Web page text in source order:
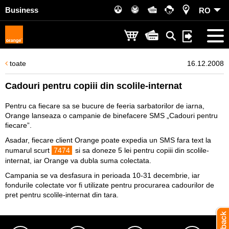
Business RO
toate 16.12.2008
Cadouri pentru copiii din scolile-internat
Pentru ca fiecare sa se bucure de feeria sarbatorilor de iarna,
Orange lanseaza o campanie de binefacere SMS „Cadouri pentru
fiecare”.
Asadar, fiecare client Orange poate expedia un SMS fara text la
numarul scurt 7474
si sa doneze 5 lei pentru copiii din scolile-
internat, iar Orange va dubla suma colectata.
Campania se va desfasura in perioada 10-31 decembrie, iar
fondurile colectate vor fi utilizate pentru procurarea cadourilor de
pret pentru scolile-internat din tara.